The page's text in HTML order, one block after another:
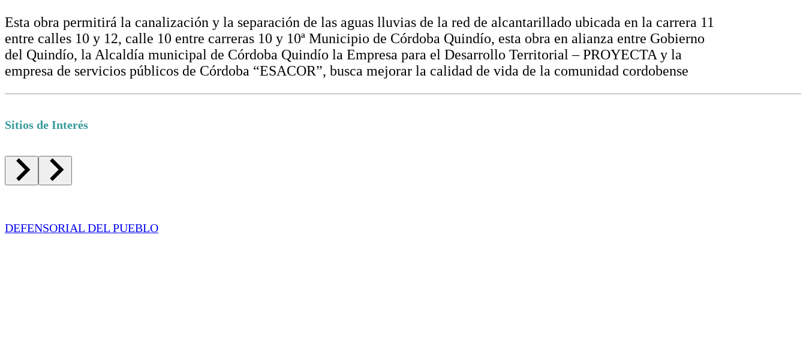
Esta obra permitirá la canalización y la separación de las aguas lluvias de la red de alcantarillado ubicada en la carrera 11
entre calles 10 y 12, calle 10 entre carreras 10 y 10ª Municipio de Córdoba Quindío, esta obra en alianza entre Gobierno
del Quindío, la Alcaldía municipal de Córdoba Quindío la Empresa para el Desarrollo Territorial – PROYECTA y la
empresa de servicios públicos de Córdoba “ESACOR”, busca mejorar la calidad de vida de la comunidad cordobense
Sitios de Interés
DEFENSORIAL DEL PUEBLO